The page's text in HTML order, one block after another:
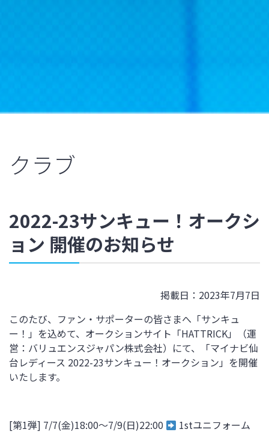
クラブ
2022-23サンキュー！オークシ
ョン 開催のお知らせ
掲載日：2023年7月7日
このたび、ファン・サポーターの皆さまへ「サンキュ
ー！」を込めて、 オークションサイト「HATTRICK」（運
営：バリュエンスジャパン株式会社）にて、「マイナビ仙
台レディース 2022-23サンキュー！オークション」を開催
いたします。
[第1弾] 7/7(金)18:00～7/9(日)22:00
1stユニフォーム